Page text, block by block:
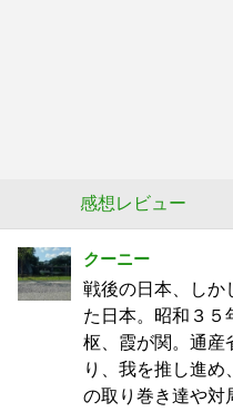
感想レビュー
クーニー
戦後の日本、しか
た日本。昭和３５
枢、霞が関。通産
り、我を推し進
の取り巻き達や対